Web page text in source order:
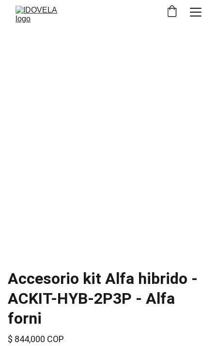
Accesorio kit Alfa hibrido -
ACKIT-HYB-2P3P - Alfa
forni
$ 844,000 COP